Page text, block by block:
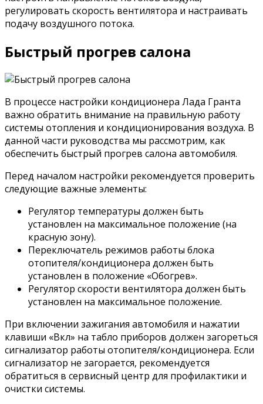
регулировать скорость вентилятора и настраивать
подачу воздушного потока.
Быстрый прогрев салона
В процессе настройки кондиционера Лада Гранта
важно обратить внимание на правильную работу
системы отопления и кондиционирования воздуха. В
данной части руководства мы рассмотрим, как
обеспечить быстрый прогрев салона автомобиля.
Перед началом настройки рекомендуется проверить
следующие важные элементы:
Регулятор температуры должен быть
установлен на максимальное положение (на
красную зону).
Переключатель режимов работы блока
отопителя/кондиционера должен быть
установлен в положение «Обогрев».
Регулятор скорости вентилятора должен быть
установлен на максимальное положение.
При включении зажигания автомобиля и нажатии
клавиши «Вкл» на табло приборов должен загореться
сигнализатор работы отопителя/кондиционера. Если
сигнализатор не загорается, рекомендуется
обратиться в сервисный центр для профилактики и
очистки системы.